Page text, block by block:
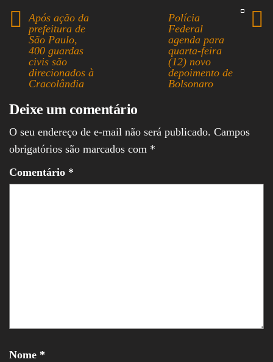
Após ação da
prefeitura de
São Paulo,
400 guardas
civis são
direcionados à
Cracolândia
Polícia
Federal
agenda para
quarta-feira
(12) novo
depoimento de
Bolsonaro
Deixe um comentário
O seu endereço de e-mail não será publicado. Campos
obrigatórios são marcados com *
Comentário *
Nome *